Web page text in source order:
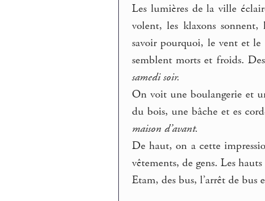
Les lumières de la ville
volent, les klaxons
savoir pourquoi, le vent et
semblent morts et froids.
samedi soir.
On voit une boulangerie et
du bois, une bâche et es
maison d’avant.
De haut, on a cette
vêtements, de gens. Les hauts
Etam, des bus, l’arrêt de bus